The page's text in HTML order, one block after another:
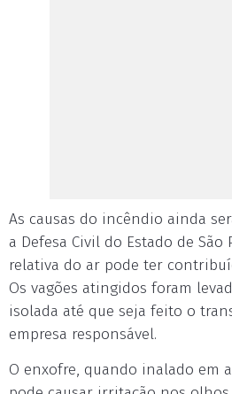
As causas do incêndio ainda
a Defesa Civil do Estado de
relativa do ar pode ter
Os vagões atingidos foram
isolada até que seja feito o
empresa responsável.
O enxofre, quando inalado em